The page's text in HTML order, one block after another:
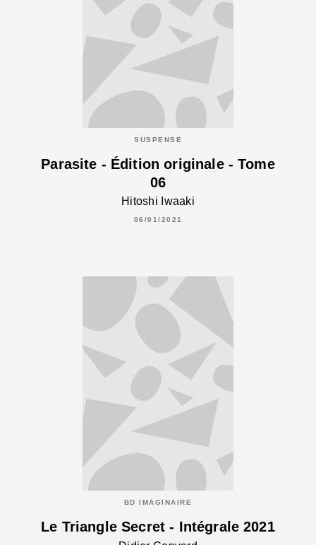
SUSPENSE
Parasite - Édition originale - Tome
06
Hitoshi Iwaaki
06/01/2021
BD IMAGINAIRE
Le Triangle Secret - Intégrale 2021